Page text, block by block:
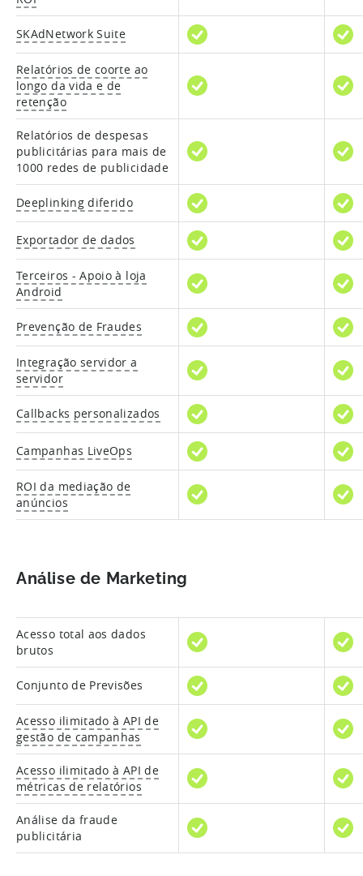
SKAdNetwork Suite
Relatórios de coorte ao
longo da vida e de
retenção
Relatórios de despesas
publicitárias para mais de
1000 redes de publicidade
Deeplinking diferido
Exportador de dados
Terceiros - Apoio à loja
Android
Prevenção de Fraudes
Integração servidor a
servidor
Callbacks personalizados
Campanhas LiveOps
ROI da mediação de
anúncios
Análise de Marketing
Acesso total aos dados
brutos
Conjunto de Previsões
Acesso ilimitado à API de
gestão de campanhas
Acesso ilimitado à API de
métricas de relatórios
Análise da fraude
publicitária